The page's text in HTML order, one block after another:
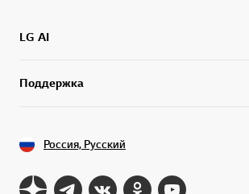
LG AI
Поддержка
Россия, Русский